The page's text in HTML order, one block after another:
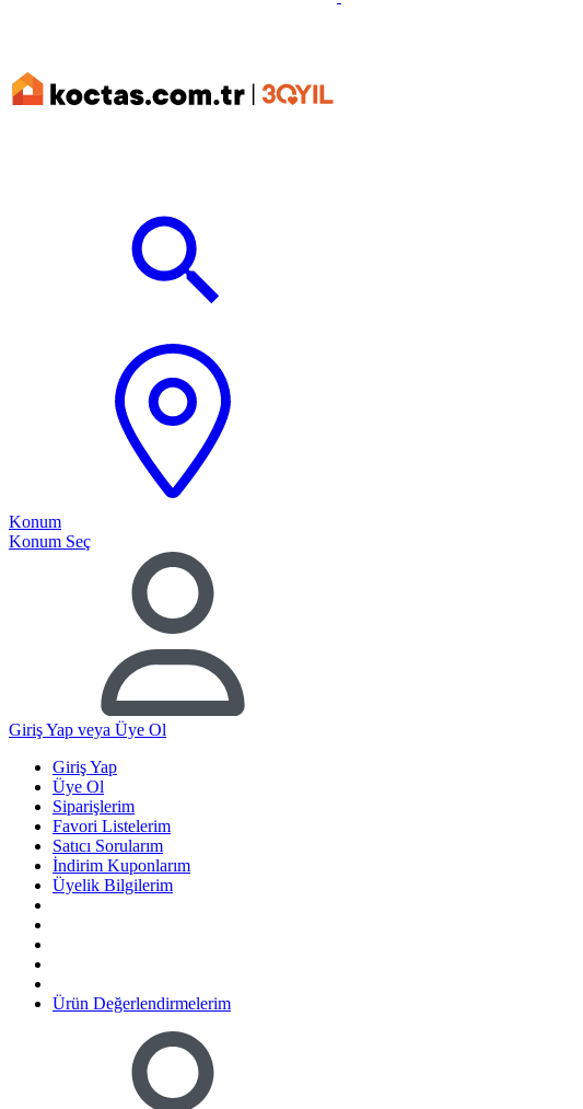
Konum
Konum Seç
Giriş Yap veya Üye Ol
Giriş Yap
Üye Ol
Siparişlerim
Favori Listelerim
Satıcı Sorularım
İndirim Kuponlarım
Üyelik Bilgilerim
Ürün Değerlendirmelerim